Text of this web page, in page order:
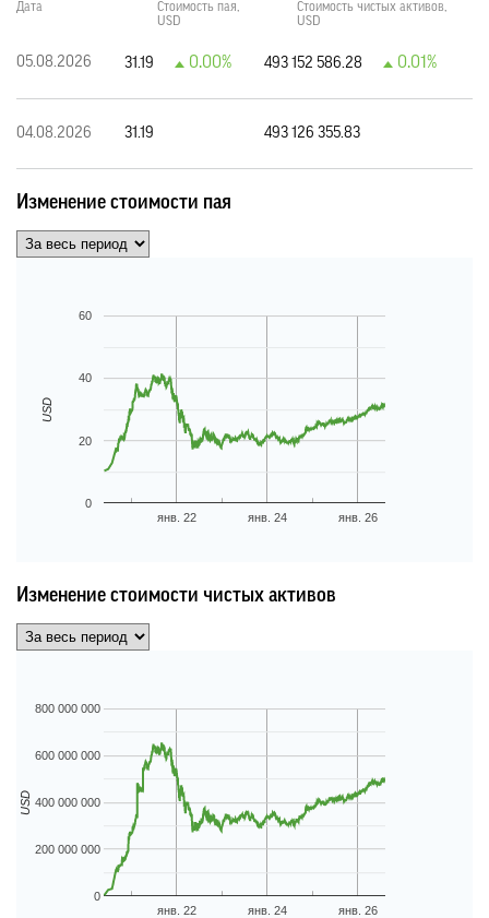
Дата
Стоимость пая,
USD
Стоимость чистых активов,
USD
05.08.2026 31.19 0.00% 493 152 586.28 0.01%
04.08.2026 31.19 493 126 355.83
Изменение стоимости пая
янв. 22 янв. 24 янв. 26
0
20
40
60
USD
Изменение стоимости чистых активов
янв. 22 янв. 24 янв. 26
0
200 000 000
400 000 000
600 000 000
800 000 000
USD